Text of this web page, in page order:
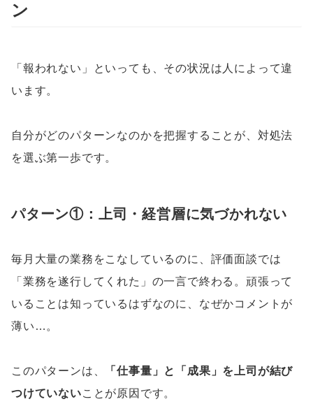
ン
「報われない」といっても、その状況は人によって違
います。
自分がどのパターンなのかを把握することが、対処法
を選ぶ第一歩です。
パターン①：上司・経営層に気づかれない
毎月大量の業務をこなしているのに、評価面談では
「業務を遂行してくれた」の一言で終わる。頑張って
いることは知っているはずなのに、なぜかコメントが
薄い…。
このパターンは、
「仕事量」と「成果」を上司が結び
つけていないことが原因です。